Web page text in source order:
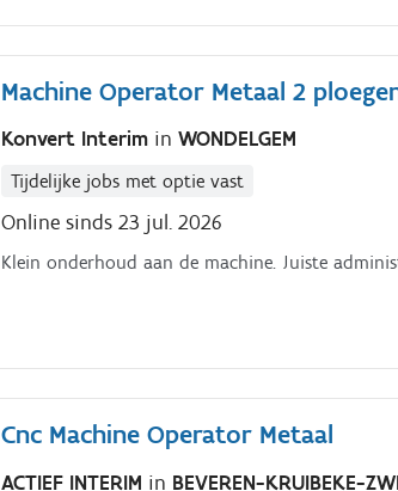
Machine Operator Metaal 2
Konvert Interim inWONDELGEM
Tijdelijke jobs met optie vast
Online sinds 23 jul. 2026
Klein onderhoud aan de machine. Juiste
Cnc Machine Operator Metaal
ACTIEF INTERIM in BEVEREN-KRUIBEKE-